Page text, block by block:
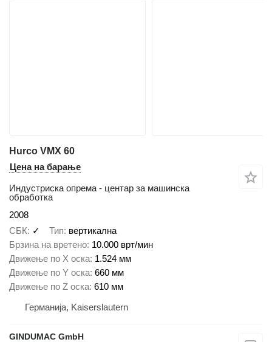
Hurco VMX 60
Цена на барање
Индустриска опрема - центар за машинска
обработка
2008
СБК
✓ Тип вертикална
Брзина на вретено 10.000 врт/мин
Движење по Х оска 1.524 мм
Движење по Y оска 660 мм
Движење по Z оска 610 мм
Германија, Kaiserslautern
GINDUMAC GmbH